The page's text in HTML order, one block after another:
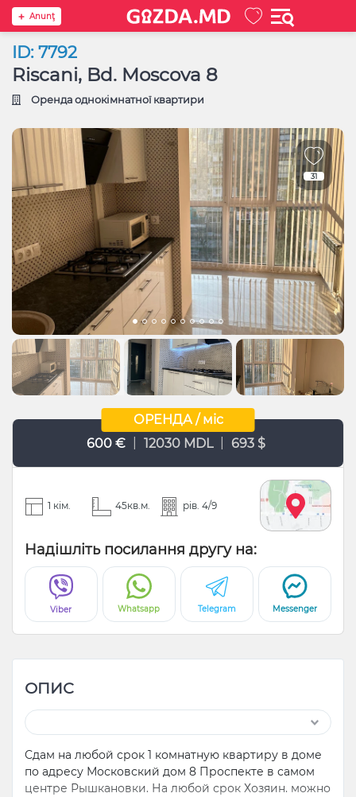
Anunţ
ID: 7792
Riscani, Bd. Moscova 8
Оренда однокімнатної квартири
31
ОРЕНДА / міс
600 €
12030 MDL 693 $
1 кім. 45кв.м. рів. 4/9
Надішліть посилання другу на:
Viber Whatsapp Telegram Messenger
ОПИС
Сдам на любой срок 1 комнатную квартиру в доме
по адресу Московский дом 8 Проспекте в самом
центре Рышкановки. На любой срок Хозяин. можно